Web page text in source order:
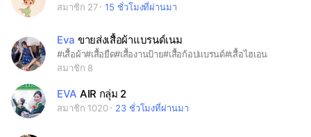
สมาชิก 27 15 ชั่วโมงที่ผ่านมา
Eva ขายส่งเสื้อผ้าแบรนด์เนม
#เสื้อผ้า#เสื้อยืด#เสื้องานป้าย#เสื้อก้อปแบรนด์#เสื้อไฮเอน
สมาชิก 8
EVA AIR กลุ่ม 2
สมาชิก 1020 23 ชั่วโมงที่ผ่านมา